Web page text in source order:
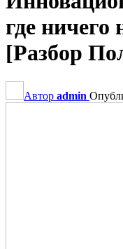
где ничего
[Разбор
Автор admin